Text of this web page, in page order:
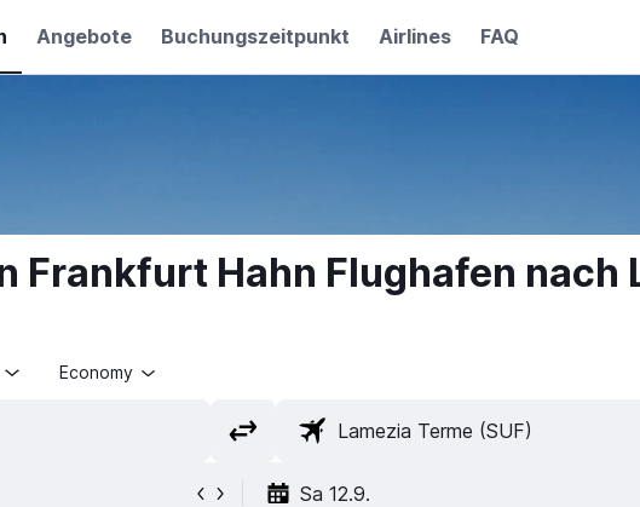
Angebote Buchungszeitpunkt Airlines FAQ
Frankfurt Hahn Flughafen nach
Economy
Sa 12.9.